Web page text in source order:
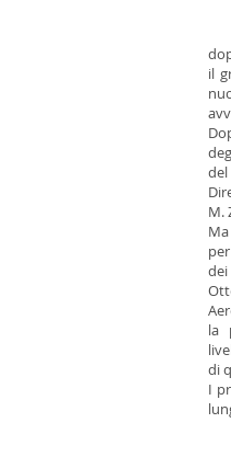
il
del
M.
dei
la
di
I